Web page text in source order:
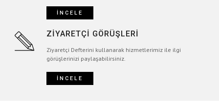
İNCELE
ZİYARETÇİ GÖRÜŞLERİ
Ziyaretçi Defterini kullanarak hizmetlerimiz ile ilgi
görüşlerinizi paylaşabilirsiniz.
İNCELE